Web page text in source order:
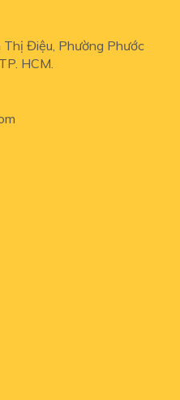
Điệu, Phường Phước
HCM.